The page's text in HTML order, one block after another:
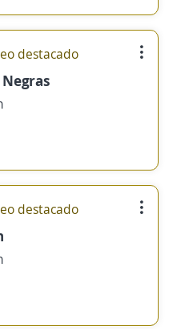
destacado
destacado